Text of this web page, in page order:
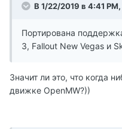
В 1/22/2019 в 4:41
Портирована
3, Fallout New Vegas и
Значит ли это, что когда
движке OpenMW?))